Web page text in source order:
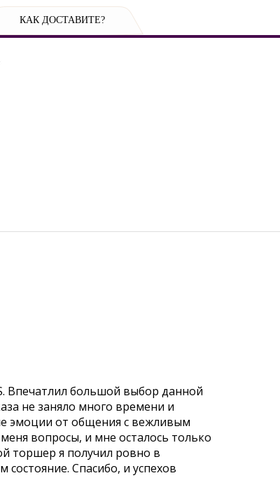
КАК ДОСТАВИТЕ?
Впечатлил большой выбор данной
не заняло много времени и
эмоции от общения с вежливым
вопросы, и мне осталось только
торшер я получил ровно в
Спасибо, и успехов